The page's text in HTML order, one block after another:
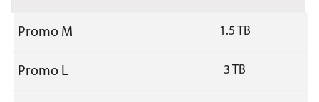
1.5 TB
3 TB